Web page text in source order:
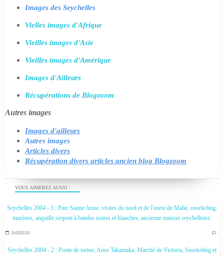
VOUS AIMEREZ AUSSI :
Seychelles 2004 - 3 : Parc Sainte Anne, visites du nord et de l'ouest de Mahé, snorkeling,
murènes, anguille serpent à bandes noires et blanches, ancienne maison seychelloise.
24/05/2020 …
Seychelles 2004 - 2 : Ponte de tortue, Anse Takamaka, Marché de Victoria, Snorkeling et
Images des Seychelles
Vielles images d'Afrique
Vieilles images d'Asie
Vieilles images d'Amérique
Images d'Ailleurs
Récupérations de Blogzoom
Autres images
Images d'ailleurs
Autres images
Articles divers
Récupération divers articles ancien blog Blogzoom